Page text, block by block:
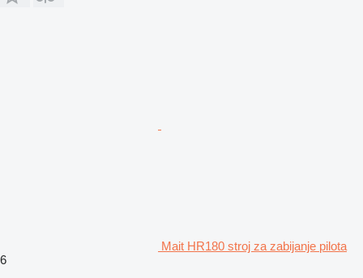
Mait HR180 stroj za zabijanje pilota
6